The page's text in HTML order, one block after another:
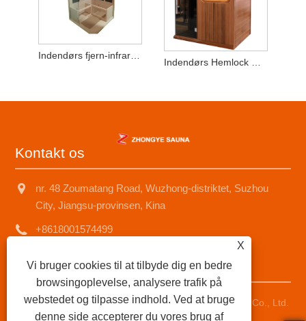
Indendørs fjern-infrarød sauna 2-3 personer Hemlock Wood
Indendørs Hemlock Wood 2-3 personer Tør saunaVærelse
Kontakt os
nr. 48 Zoumatang Road, Wuzhong-distriktet, Suzhou
City, Jiangsu-provinsen, Kina
+8618001574499
Copyright © 2025 Suzhou Zhongye Sauna Equipment Co., Ltd.
Alle rettigheder forbeholdes.
X
Vi bruger cookies til at tilbyde dig en bedre
browsingoplevelse, analysere trafik på
webstedet og tilpasse indhold. Ved at bruge
denne side accepterer du vores brug af